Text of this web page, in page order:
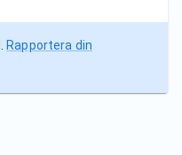
Rapportera din